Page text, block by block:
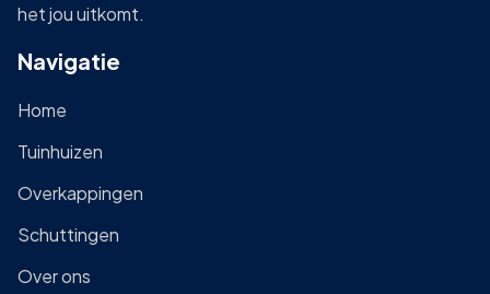
het jou uitkomt.
Navigatie
Home
Tuinhuizen
Overkappingen
Schuttingen
Over ons